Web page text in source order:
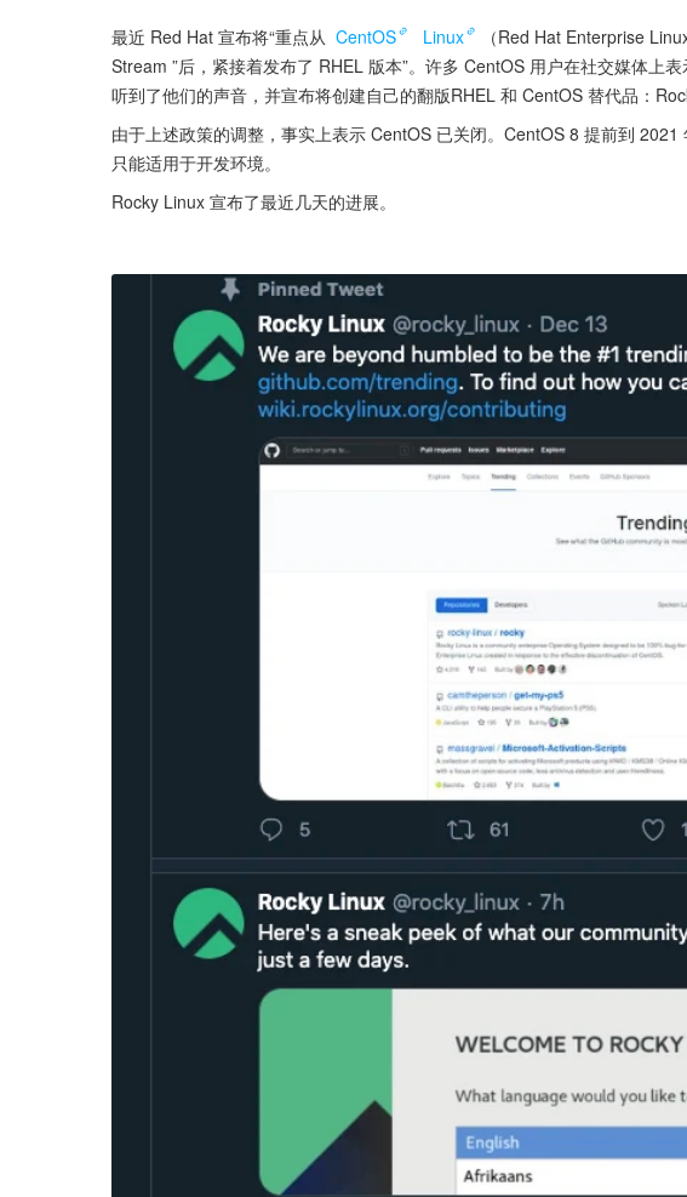
最近 Red Hat 宣布将“重点从 CentOS Linux
（Red Hat Enterprise
Stream ”后，紧接着发布了 RHEL 版本”。许多 CentOS 用户在社交媒体上
听到了他们的声音，并宣布将创建自己的翻版RHEL 和 CentOS 替代品：
由于上述政策的调整，事实上表示 CentOS 已关闭。CentOS 8 提前到
只能适用于开发环境。
Rocky Linux 宣布了最近几天的进展。